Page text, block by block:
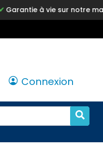
vie sur notre marque Inkyz
Connexion